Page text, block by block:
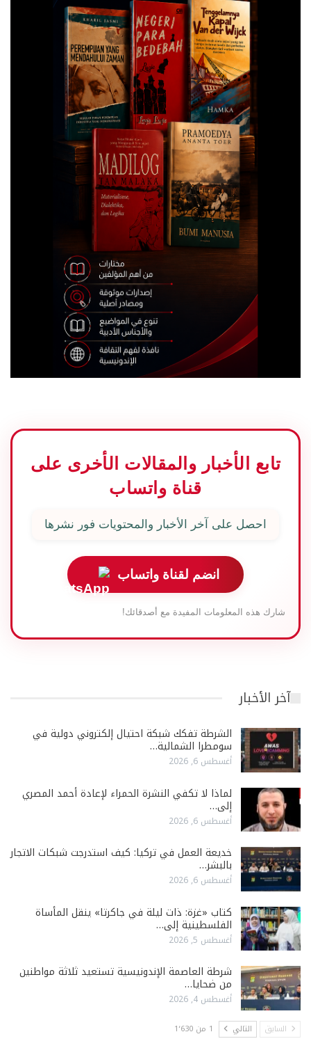
تابع الأخبار والمقالات الأخرى على
قناة واتساب
احصل على آخر الأخبار والمحتويات فور نشرها
انضم لقناة واتساب
شارك هذه المعلومات المفيدة مع أصدقائك!
آخر الأخبار
الشرطة تفكك شبكة احتيال إلكتروني دولية في
سومطرا الشمالية…
أغسطس 6, 2026
لماذا لا تكفي النشرة الحمراء لإعادة أحمد المصري
إلى…
أغسطس 6, 2026
خديعة العمل في تركيا: كيف استدرجت شبكات الاتجار
بالبشر…
أغسطس 6, 2026
كتاب «غزة: ذات ليلة في جاكرتا» ينقل المأساة
الفلسطينية إلى…
أغسطس 5, 2026
شرطة العاصمة الإندونيسية تستعيد ثلاثة مواطنين
من ضحايا…
أغسطس 4, 2026
السابق التالي 1 من 1٬630